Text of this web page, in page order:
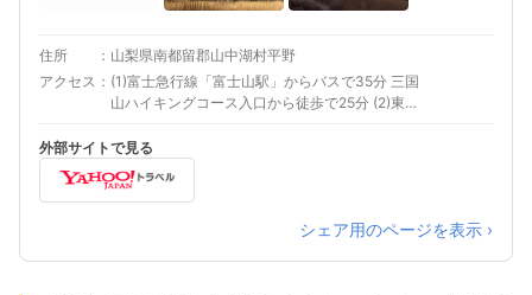
住所
山梨県南都留郡山中湖村平野
アクセス
(1)富士急行線「富士山駅」からバスで35分 三国
山ハイキングコース入口から徒歩で25分 (2)東富
外部サイトで見る
シェア用のページを表示 ›